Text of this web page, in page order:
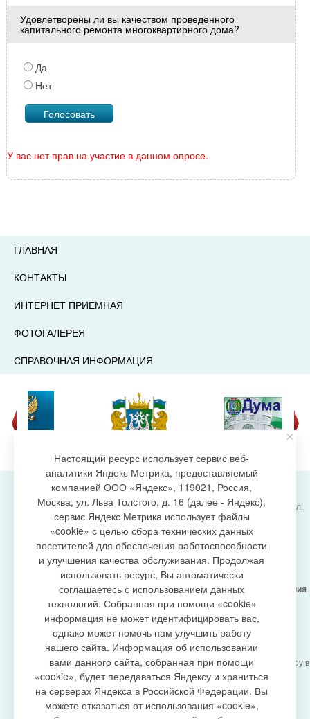
Удовлетворены ли вы качеством проведенного
капитального ремонта многоквартирного дома?
Да
Нет
У вас нет прав на участие в данном опросе.
ГЛАВНАЯ
КОНТАКТЫ
ИНТЕРНЕТ ПРИЁМНАЯ
ФОТОГАЛЕРЕЯ
СПРАВОЧНАЯ ИНФОРМАЦИЯ
создание сайта
Администрация городского поселения Излучинск, ул.
Энергетиков, 6, пгт. Излучинск, Нижневартовский
район,
Ханты-Мансийский автономный округ-Югра
(Тюменская область), 628634
Сетевое изданиеhttps://www.gp-izluchinsk.ru
16+
Учредитель -Администрация городского поселения
Излучинск
Главный редактор - Бурич Денис Ярославович
Телефон/факс: (3466) 28-13-77 , e-mail:
admizl@rambler.ru
Сетевое изданиеhttps://www.gp-izluchinsk.ru
зарегистрировано Федеральной службой по надзору в
сфере связи,
информационных технологий и массовых
коммуникаций (Роскомнадзор), регистрационный
номер СМИ
Настоящий ресурс использует сервис веб-
аналитики Яндекс Метрика, предоставляемый
компанией ООО «Яндекс», 119021, Россия,
Москва, ул. Льва Толстого, д. 16 (далее - Яндекс),
сервис Яндекс Метрика использует файлы
«cookie» с целью сбора технических данных
посетителей для обеспечения работоспособности
и улучшения качества обслуживания. Продолжая
использовать ресурс, Вы автоматически
соглашаетесь с использованием данных
технологий. Собранная при помощи «cookie»
информация не может идентифицировать вас,
однако может помочь нам улучшить работу
нашего сайта. Информация об использовании
вами данного сайта, собранная при помощи
«cookie», будет передаваться Яндексу и храниться
на серверах Яндекса в Российской Федерации. Вы
можете отказаться от использования «cookie»,